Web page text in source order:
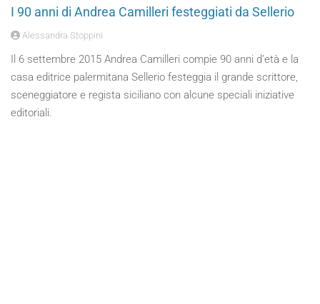
I 90 anni di Andrea Camilleri festeggiati da Sellerio
Alessandra Stoppini
Il 6 settembre 2015 Andrea Camilleri compie 90 anni d’età e la
casa editrice palermitana Sellerio festeggia il grande scrittore,
sceneggiatore e regista siciliano con alcune speciali iniziative
editoriali.